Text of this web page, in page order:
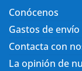
Conócenos
Gastos de envío
Contacta con
La opinión de